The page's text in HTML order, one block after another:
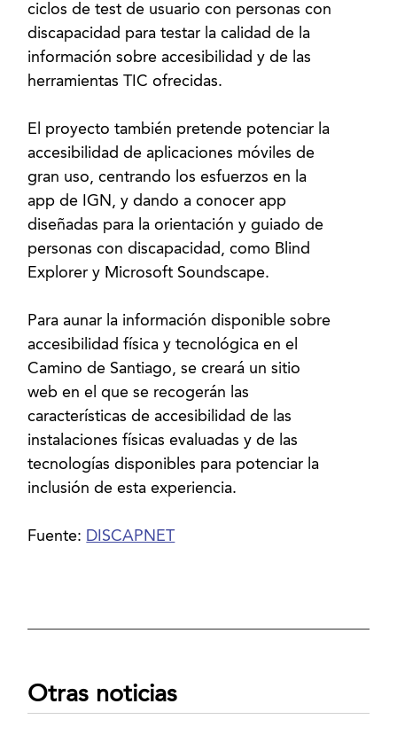
ciclos de test de usuario con personas con
discapacidad para testar la calidad de la
información sobre accesibilidad y de las
herramientas TIC ofrecidas.
El proyecto también pretende potenciar la
accesibilidad de aplicaciones móviles de
gran uso, centrando los esfuerzos en la
app de IGN, y dando a conocer app
diseñadas para la orientación y guiado de
personas con discapacidad, como Blind
Explorer y Microsoft Soundscape.
Para aunar la información disponible sobre
accesibilidad física y tecnológica en el
Camino de Santiago, se creará un sitio
web en el que se recogerán las
características de accesibilidad de las
instalaciones físicas evaluadas y de las
tecnologías disponibles para potenciar la
inclusión de esta experiencia.
Fuente: DISCAPNET
Otras noticias